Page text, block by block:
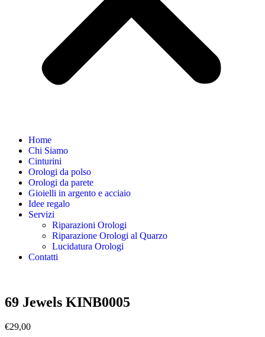
Home
Chi Siamo
Cinturini
Orologi da polso
Orologi da parete
Gioielli in argento e acciaio
Idee regalo
Servizi
Riparazioni Orologi
Riparazione Orologi al Quarzo
Lucidatura Orologi
Contatti
69 Jewels KINB0005
€29,00